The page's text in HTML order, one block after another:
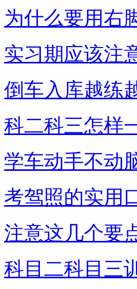
为什么要用右
实习期应该注
倒车入库越练
科二科三怎样
学车动手不动
考驾照的实用
注意这几个要
科目二科目三